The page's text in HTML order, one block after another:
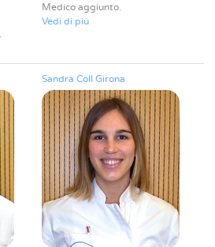
Medico aggiunto
Vedi di più
Sandra Coll Girona